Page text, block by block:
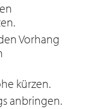
Vorhang
kürzen.
anbringen.